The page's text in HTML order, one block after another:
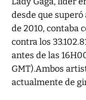
desde que
de 2010, contaba
contra los
antes de las
GMT).Ambos
actualmente de